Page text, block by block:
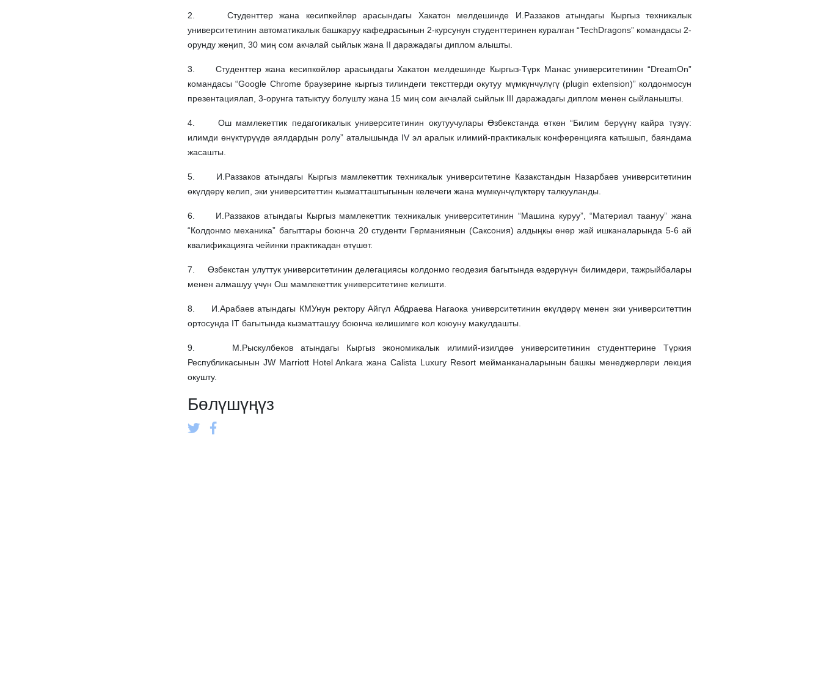
2. Студенттер жана кесипкөйлөр арасындагы Хакатон мелдешинде И.Раззаков атындагы Кыргыз техникалык
университетинин автоматикалык башкаруу кафедрасынын 2-курсунун студенттеринен куралган “TechDragons” командасы 2-
орунду жеңип, 30 миң сом акчалай сыйлык жана II даражадагы диплом алышты.
3. Студенттер жана кесипкөйлөр арасындагы Хакатон мелдешинде Кыргыз-Түрк Манас университетинин “DreamOn”
командасы “Google Chrome браузерине кыргыз тилиндеги тексттерди окутуу мүмкүнчүлүгү (plugin extension)” колдонмосун
презентациялап, 3-орунга татыктуу болушту жана 15 миң сом акчалай сыйлык III даражадагы диплом менен сыйланышты.
4. Ош мамлекеттик педагогикалык университетинин окутуучулары Өзбекстанда өткөн “Билим берүүнү кайра түзүү:
илимди өнүктүрүүдө аялдардын ролу” аталышында IV эл аралык илимий-практикалык конференцияга катышып, баяндама
жасашты.
5. И.Раззаков атындагы Кыргыз мамлекеттик техникалык университетине Казакстандын Назарбаев университетинин
өкүлдөрү келип, эки университеттин кызматташтыгынын келечеги жана мүмкүнчүлүктөрү талкууланды.
6. И.Раззаков атындагы Кыргыз мамлекеттик техникалык университетинин “Машина куруу”, “Материал таануу” жана
“Колдонмо механика” багыттары боюнча 20 студенти Германиянын (Саксония) алдыңкы өнөр жай ишканаларында 5-6 ай
квалификацияга чейинки практикадан өтүшөт.
7. Өзбекстан улуттук университетинин делегациясы колдонмо геодезия багытында өздөрүнүн билимдери, тажрыйбалары
менен алмашуу үчүн Ош мамлекеттик университетине келишти.
8. И.Арабаев атындагы КМУнун ректору Айгүл Абдраева Нагаока университетинин өкүлдөрү менен эки университеттин
ортосунда IT багытында кызматташуу боюнча келишимге кол коюуну макулдашты.
9. М.Рыскулбеков атындагы Кыргыз экономикалык илимий-изилдөө университетинин студенттерине Түркия
Республикасынын JW Marriott Hotel Ankara жана Calista Luxury Resort мейманканаларынын башкы менеджерлери лекция
окушту.
Бөлүшүңүз